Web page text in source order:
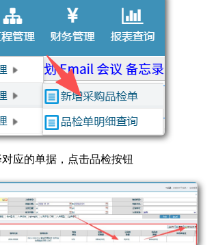
应的单据，点击品检按钮